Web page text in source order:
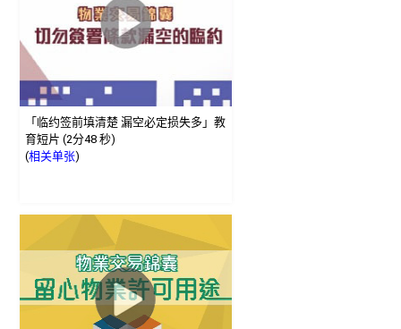
「临约签前填清楚 漏空必定损失多」教
育短片 (2分48 秒)
(相关单张)